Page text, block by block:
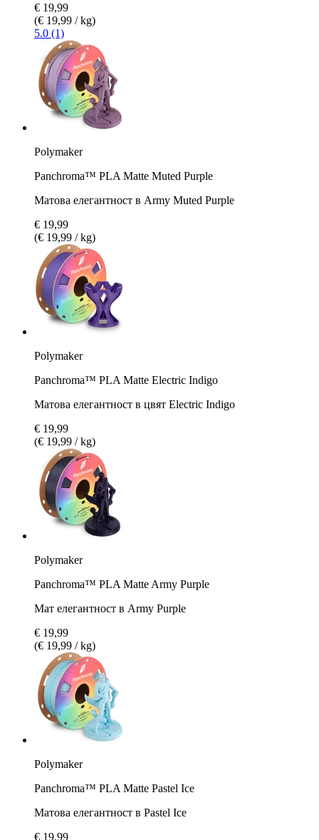
€ 19,99
(€ 19,99 / kg)
5.0 (1)
Polymaker
Panchroma™ PLA Matte Muted Purple
Матова елегантност в Army Muted Purple
€ 19,99
(€ 19,99 / kg)
Polymaker
Panchroma™ PLA Matte Electric Indigo
Матова елегантност в цвят Electric Indigo
€ 19,99
(€ 19,99 / kg)
Polymaker
Panchroma™ PLA Matte Army Purple
Мат елегантност в Army Purple
€ 19,99
(€ 19,99 / kg)
Polymaker
Panchroma™ PLA Matte Pastel Ice
Матова елегантност в Pastel Ice
€ 19,99